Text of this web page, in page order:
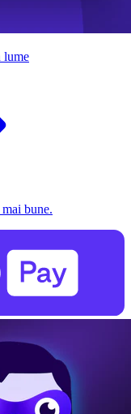
lume
bune.